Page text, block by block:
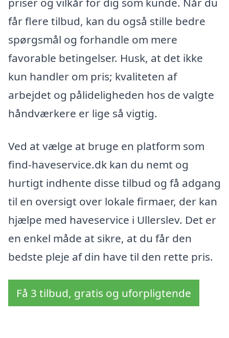
får flere tilbud, kan du også stille bedre
spørgsmål og forhandle om mere
favorable betingelser. Husk, at det ikke
kun handler om pris; kvaliteten af
arbejdet og pålideligheden hos de valgte
håndværkere er lige så vigtig.
Ved at vælge at bruge en platform som
find-haveservice.dk kan du nemt og
hurtigt indhente disse tilbud og få adgang
til en oversigt over lokale firmaer, der kan
hjælpe med haveservice i Ullerslev. Det er
en enkel måde at sikre, at du får den
bedste pleje af din have til den rette pris.
Få 3 tilbud, gratis og uforpligtende